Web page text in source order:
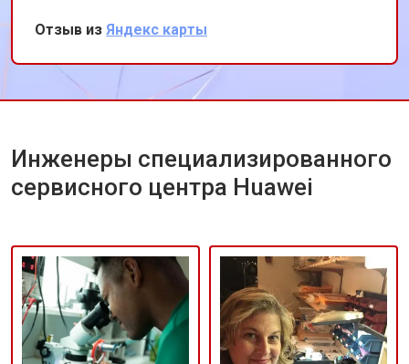
использование оригинальных запчастей,
благодаря чему телефон работает как новый.
Рекомендую этот сервис всем владельцам
техники Huawei.
Отзыв из Яндекс карты
Инженеры специализированного
сервисного центра Huawei